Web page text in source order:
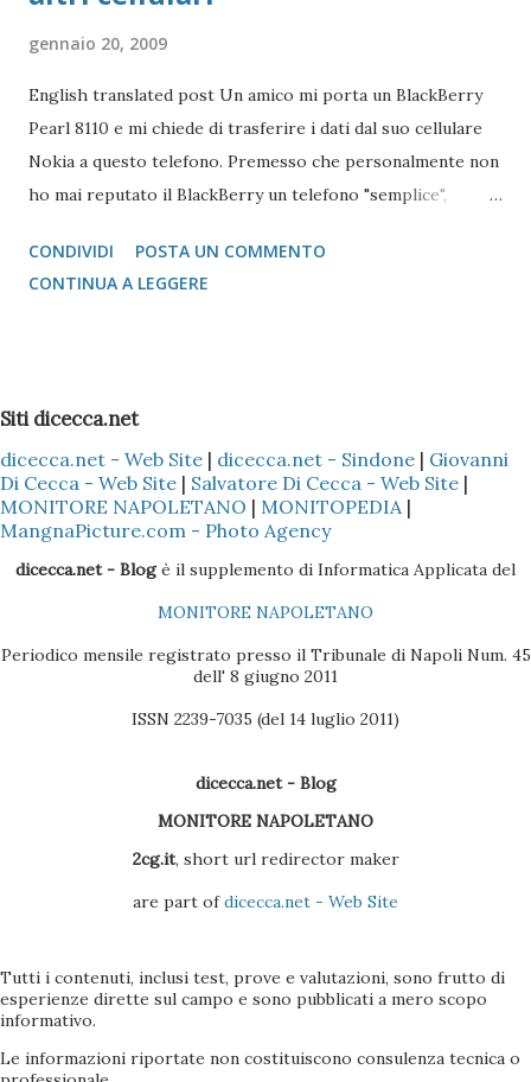
gennaio 20, 2009
English translated post Un amico mi porta un BlackBerry
Pearl 8110 e mi chiede di trasferire i dati dal suo cellulare
Nokia a questo telefono. Premesso che personalmente non
ho mai reputato il BlackBerry un telefono "semplice",
l'idea di mandare i vcard via bluetooth (come si fa con quasi
tutti i Nokia e Samsung), l'unica alternativa è quella di
Nokia PC Suite 3 - Sincronizzare solo la Rubrica
(ovviamente dipende sempre se il cellulare Nokia è il Vostro
o di un Vostro amico) del Nokia con l'Outlook, così che tutti
i dati presenti nella Rubrica siano copiati nella sezione
Contatti dell'Outlook 4 - Scaricare l'ultima versione del
CONDIVIDI
POSTA UN COMMENTO
CONTINUA A LEGGERE
Siti dicecca.net
dicecca.net - Web Site | dicecca.net - Sindone | Giovanni
Di Cecca - Web Site | Salvatore Di Cecca - Web Site |
MONITORE NAPOLETANO | MONITOPEDIA |
MangnaPicture.com - Photo Agency
dicecca.net - Blogè il supplemento di Informatica Applicata del
MONITORE NAPOLETANO
Periodico mensile registrato presso il Tribunale di Napoli Num. 45
dell' 8 giugno 2011
ISSN 2239-7035 (del 14 luglio 2011)
dicecca.net - Blog
MONITORE NAPOLETANO
2cg.it, short url redirector maker
are part ofdicecca.net - Web Site
Tutti i contenuti, inclusi test, prove e valutazioni, sono frutto di
esperienze dirette sul campo e sono pubblicati a mero scopo
informativo.
Le informazioni riportate non costituiscono consulenza tecnica o